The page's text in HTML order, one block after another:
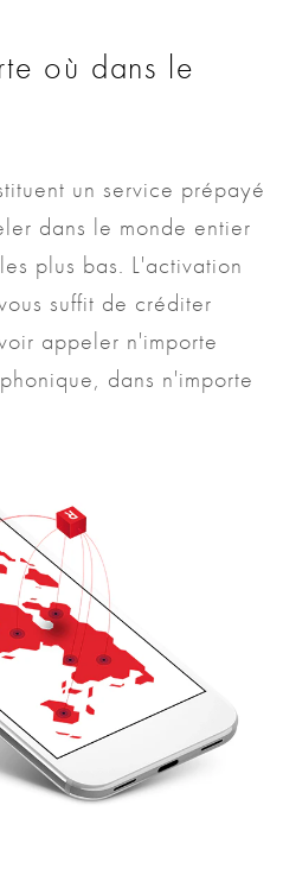
où dans le
un service prépayé
dans le monde entier
plus bas. L'activation
suffit de créditer
appeler n'importe
dans n'importe